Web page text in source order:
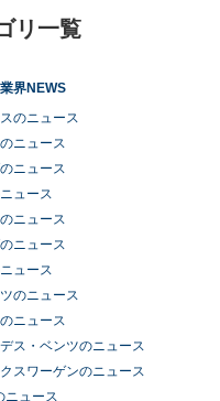
リ一覧
界NEWS
のニュース
ニュース
ニュース
ュース
ニュース
ニュース
ュース
のニュース
ニュース
ス・ベンツのニュース
スワーゲンのニュース
ニュース